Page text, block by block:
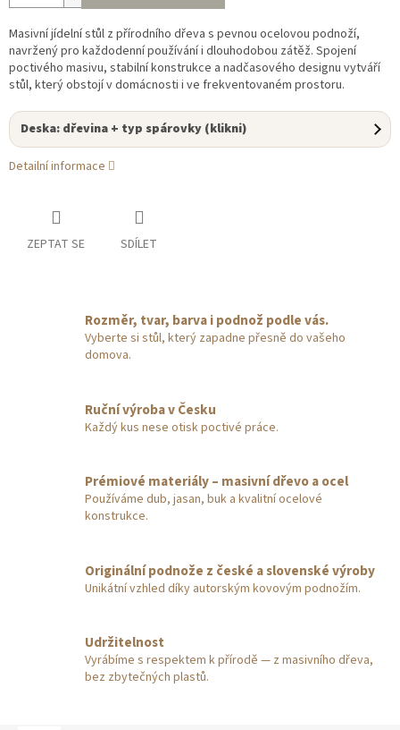
Masivní jídelní stůl z přírodního dřeva s pevnou ocelovou podnoží,
navržený pro každodenní používání i dlouhodobou zátěž. Spojení
poctivého masivu, stabilní konstrukce a nadčasového designu vytváří
stůl, který obstojí v domácnosti i ve frekventovaném prostoru.
Deska: dřevina + typ spárovky (klikni)
Detailní informace
ZEPTAT SE SDÍLET
Rozměr, tvar, barva i podnož podle vás.
Vyberte si stůl, který zapadne přesně do vašeho
domova.
Ruční výroba v Česku
Každý kus nese otisk poctivé práce.
Prémiové materiály – masivní dřevo a ocel
Používáme dub, jasan, buk a kvalitní ocelové
konstrukce.
Originální podnože z české a slovenské výroby
Unikátní vzhled díky autorským kovovým podnožím.
Udržitelnost
Vyrábíme s respektem k přírodě — z masivního dřeva,
bez zbytečných plastů.